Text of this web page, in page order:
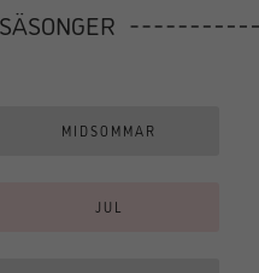
MIDSOMMAR
JUL